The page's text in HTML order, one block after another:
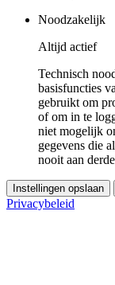
Noodzakelijk
Altijd actief
Technisch
basisfuncties
gebruikt om
of om in te
niet mogelijk
gegevens die
nooit aan
Instellingen opslaan
Privacybeleid